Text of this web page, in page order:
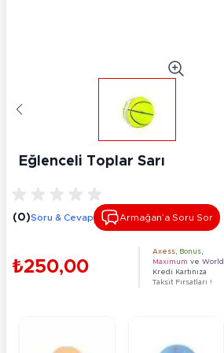
Eğlenceli Toplar Sarı
(0)Soru & Cevap Armağan’a Soru Sor
₺250,00
Axess Bonus
Maximum ve World
Kredi Kartınıza
Taksit Fırsatları !